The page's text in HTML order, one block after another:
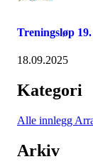
Treningsløp
18.09.2025
Kategori
Alle innlegg
Arkiv